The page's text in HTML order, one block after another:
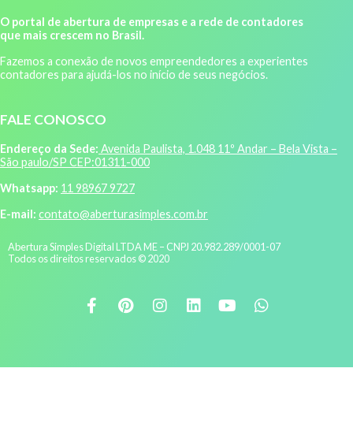
O portal de abertura de empresas e a rede de contadores
que mais crescem no Brasil.
Fazemos a conexão de novos empreendedores a experientes
contadores para ajudá-los no início de seus negócios.
FALE CONOSCO
Endereço da Sede: Avenida Paulista, 1.048 11º Andar – Bela Vista –
São paulo/SP CEP:01311-000
Whatsapp: 11 98967 9727
E-mail: contato@aberturasimples.com.br
Abertura Simples Digital LTDA ME – CNPJ 20.982.289/0001-07
Todos os direitos reservados © 2020